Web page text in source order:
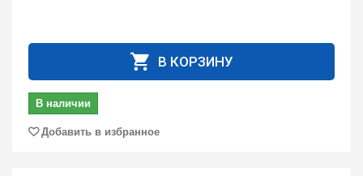
В КОРЗИНУ
В наличии
Добавить в избранное